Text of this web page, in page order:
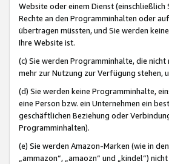
Website oder einem Dienst
Rechte an den Programminhalten oder
übertragen müssten, und Sie werden
Ihre Website ist.
(c) Sie werden Programminhalte, die
mehr zur Nutzung zur Verfügung stehen,
(d) Sie werden keine Programminhalte,
eine Person bzw. ein Unternehmen ein
geschäftlichen Beziehung oder
Programminhalten).
(e) Sie werden Amazon-Marken (wie in den
„ammazon“, „amaozn“ und „kindel“)